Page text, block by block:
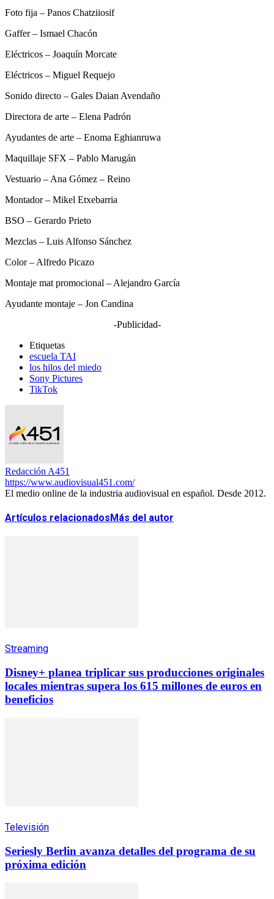
Foto fija – Panos Chatziiosif
Gaffer – Ismael Chacón
Eléctricos – Joaquín Morcate
Eléctricos – Miguel Requejo
Sonido directo – Gales Daian Avendaño
Directora de arte – Elena Padrón
Ayudantes de arte – Enoma Eghianruwa
Maquillaje SFX – Pablo Marugán
Vestuario – Ana Gómez – Reino
Montador – Mikel Etxebarria
BSO – Gerardo Prieto
Mezclas – Luis Alfonso Sánchez
Color – Alfredo Picazo
Montaje mat promocional – Alejandro García
Ayudante montaje – Jon Candina
-Publicidad-
Etiquetas
escuela TAI
los hilos del miedo
Sony Pictures
TikTok
Redacción A451
https://www.audiovisual451.com/
El medio online de la industria audiovisual en español. Desde 2012.
Artículos relacionadosMás del autor
Streaming
Disney+ planea triplicar sus producciones originales
locales mientras supera los 615 millones de euros en
beneficios
Televisión
Seriesly Berlin avanza detalles del programa de su
próxima edición